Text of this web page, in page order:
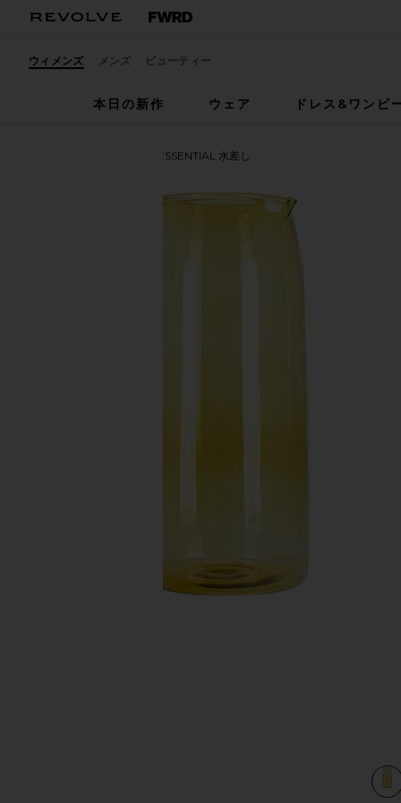
ウィメンズ メンズ ビューティー
本日の新作 ウェア ドレス&ワンピ
ESSENTIAL 水差し
お気に入りHAWKINS NEW YORK Essential Pitcher